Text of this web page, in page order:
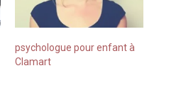
psychologue pour enfant à
Clamart